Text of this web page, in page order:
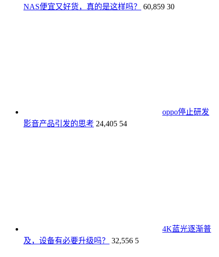
NAS便宜又好货，真的是这样吗？
60,859 30
oppo停止研发
影音产品引发的思考 24,405 54
4K蓝光逐渐普
及，设备有必要升级吗？
32,556 5